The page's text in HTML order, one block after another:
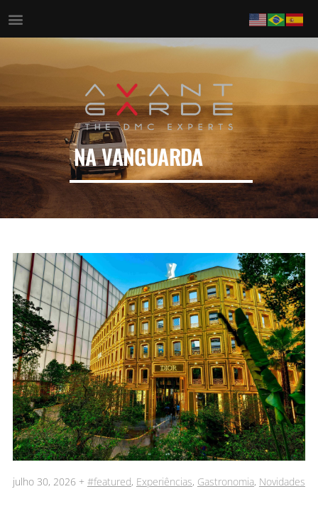
NA VANGUARDA
julho 30, 2026 + #featured, Experiências, Gastronomia, Novidades